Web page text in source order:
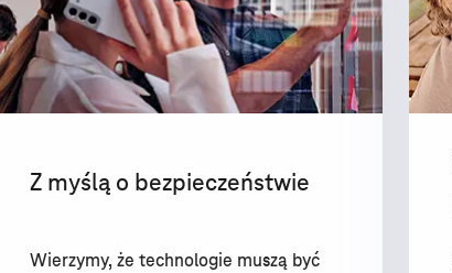
Z myślą o bezpieczeństwie
Wierzymy, że technologie muszą być